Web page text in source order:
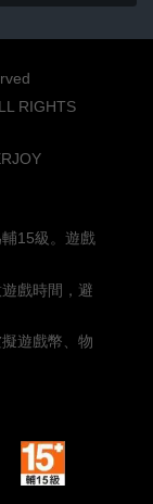
RIGHTS
15級。遊戲
戲時間，避
遊戲幣、物